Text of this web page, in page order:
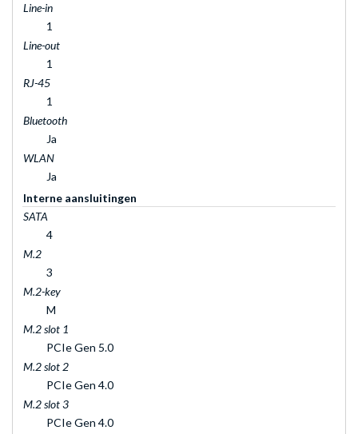
Line-in
1
Line-out
1
RJ-45
1
Bluetooth
Ja
WLAN
Ja
Interne aansluitingen
SATA
4
M.2
3
M.2-key
M
M.2 slot 1
PCIe Gen 5.0
M.2 slot 2
PCIe Gen 4.0
M.2 slot 3
PCIe Gen 4.0